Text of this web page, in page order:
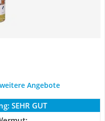
Angebote
SEHR GUT